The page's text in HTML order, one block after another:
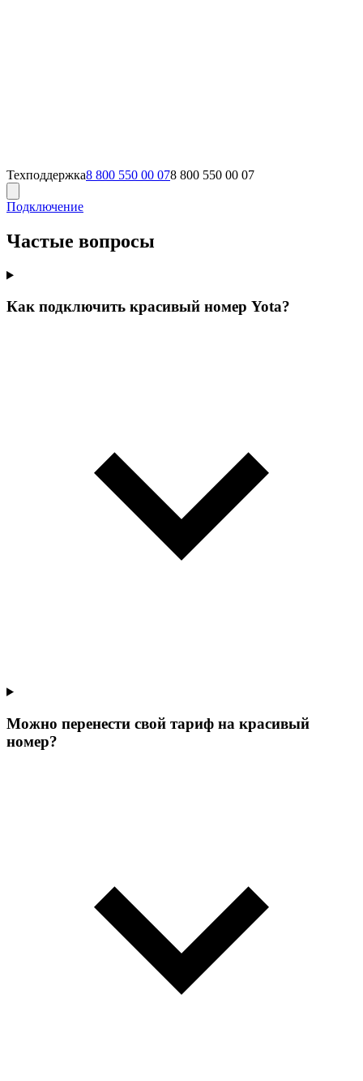
Техподдержка8 800 550 00 078 800 550 00 07
Подключение
Частые вопросы
Как подключить красивый номер Yota?
Можно перенести свой тариф на красивый
номер?